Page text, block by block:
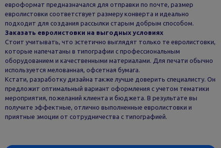
евроформат предназначался для отправки по почте, размер
евролистовки соответствует размеру конверта и идеально
подходит для создания рассылки старым добрым способом.
Заказать евролистовки на выгодных условиях
Стоит учитывать, что эстетично выглядят только те евролистовки,
которые напечатаны в типографии с профессиональным
оборудованием и качественными материалами. Для печати обычно
используется мелованная, офсетная бумага.
Кстати, разработку дизайна также лучше доверить специалисту. Он
предложит оптимальный вариант оформления с учетом тематики
мероприятия, пожеланий клиента и бюджета. В результате вы
получите эффектные, отлично выполненные евролистовки и
приятные эмоции от сотрудничества с типографией.